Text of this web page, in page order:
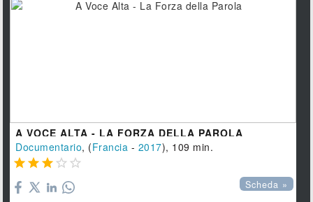
A VOCE ALTA - LA FORZA DELLA PAROLA
Documentario, (Francia - 2017), 109 min.
    
Scheda »